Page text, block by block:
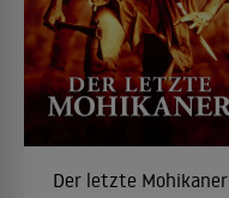
Der letzte Mohikaner